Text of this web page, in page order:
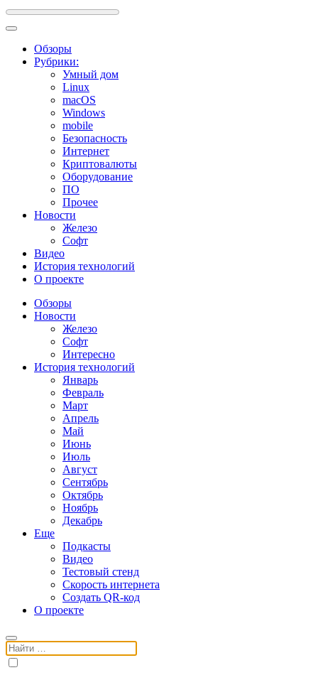
Обзоры
Рубрики:
Умный дом
Linux
macOS
Windows
mobile
Безопасность
Интернет
Криптовалюты
Оборудование
ПО
Прочее
Новости
Железо
Софт
Видео
История технологий
О проекте
Обзоры
Новости
Железо
Софт
Интересно
История технологий
Январь
Февраль
Март
Апрель
Май
Июнь
Июль
Август
Сентябрь
Октябрь
Ноябрь
Декабрь
Еще
Подкасты
Видео
Тестовый стенд
Скорость интернета
Создать QR-код
О проекте
Поиск: